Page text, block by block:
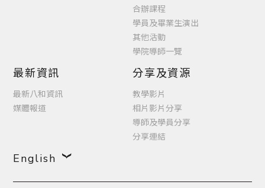
合辦課程
學員及畢業生演出
其他活動
學院導師一覽
最新資訊
最新八和資訊
媒體報道
分享及資源
教學影片
相片影片分享
導師及學員分享
分享連結
English